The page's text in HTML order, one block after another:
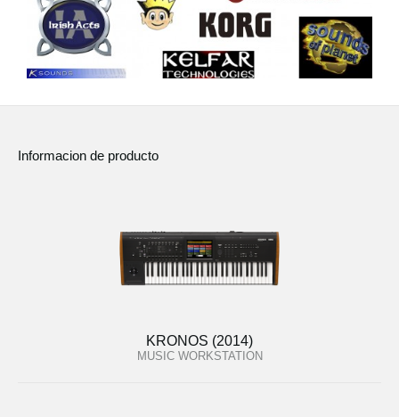
Informacion de producto
KRONOS (2014)
MUSIC WORKSTATION